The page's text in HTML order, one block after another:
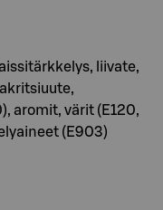
liivate,
aromit, värit (E120,
(E903)